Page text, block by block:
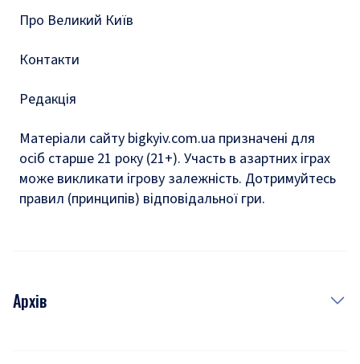
Про Великий Київ
Контакти
Редакція
Матеріали сайту bigkyiv.com.ua призначені для
осіб старше 21 року (21+). Участь в азартних іграх
може викликати ігрову залежність. Дотримуйтесь
правил (принципів) відповідальної гри.
Архів